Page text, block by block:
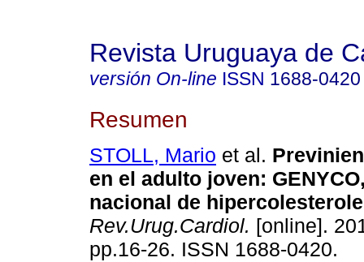
Revista Uruguaya de
versión On-line ISSN 1688-0420
Resumen
STOLL, Mario et al.
en el adulto joven:
nacional de
Rev.Urug.Cardiol. [online].
pp.16-26. ISSN 1688-0420.